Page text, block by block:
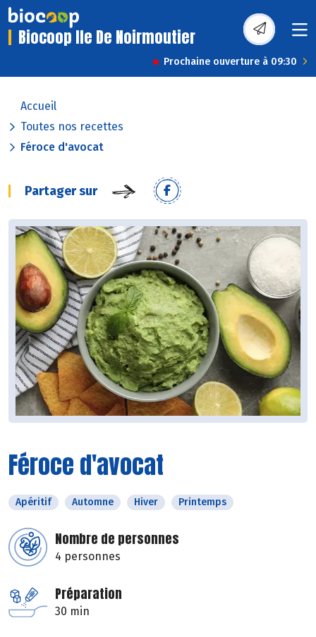
Biocoop Ile De Noirmoutier
Prochaine ouverture à 09:30
Accueil
Toutes nos recettes
Féroce d'avocat
Partager sur
Féroce d'avocat
Apéritif Automne Hiver Printemps
Nombre de personnes
4 personnes
Préparation
30 min